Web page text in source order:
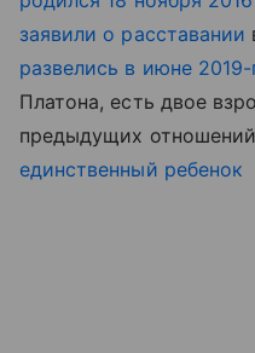
заявили о расставании
развелись в июне 2019-
Платона, есть двое
предыдущих
единственный ребенок